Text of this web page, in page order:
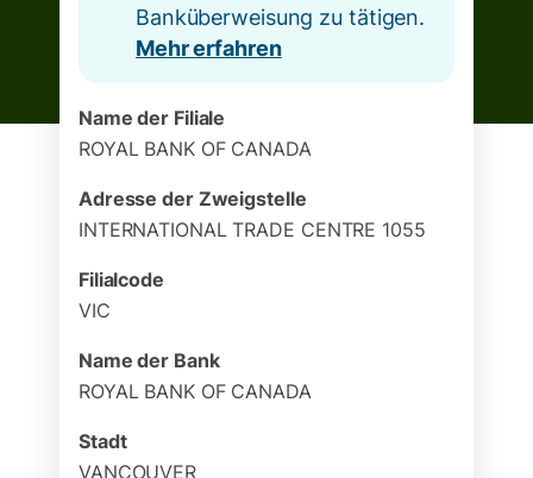
Banküberweisung zu tätigen.
Mehr erfahren
Name der Filiale
ROYAL BANK OF CANADA
Adresse der Zweigstelle
INTERNATIONAL TRADE CENTRE 1055
Filialcode
VIC
Name der Bank
ROYAL BANK OF CANADA
Stadt
VANCOUVER